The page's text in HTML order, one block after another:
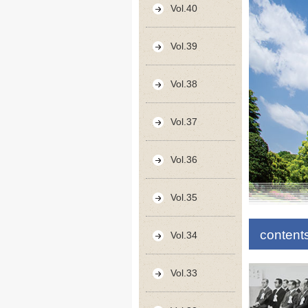
Vol.40
Vol.39
Vol.38
Vol.37
Vol.36
Vol.35
Vol.34
Vol.33